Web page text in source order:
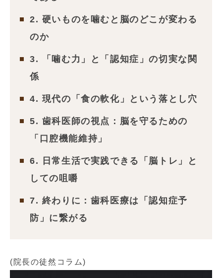
2. 硬いものを噛むと脳のどこが変わる
のか
3. 「噛む力」と「認知症」の切実な関
係
4. 現代の「食の軟化」という落とし穴
5. 歯科医師の視点：脳を守るための
「口腔機能維持」
6. 日常生活で実践できる「脳トレ」と
しての咀嚼
7. 終わりに：歯科医療は「認知症予
防」に繋がる
(院長の徒然コラム)